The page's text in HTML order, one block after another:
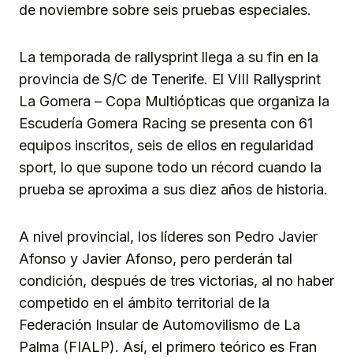
de noviembre sobre seis pruebas especiales.
La temporada de rallysprint llega a su fin en la
provincia de S/C de Tenerife. El VIII Rallysprint
La Gomera – Copa Multiópticas que organiza la
Escudería Gomera Racing se presenta con 61
equipos inscritos, seis de ellos en regularidad
sport, lo que supone todo un récord cuando la
prueba se aproxima a sus diez años de historia.
A nivel provincial, los líderes son Pedro Javier
Afonso y Javier Afonso, pero perderán tal
condición, después de tres victorias, al no haber
competido en el ámbito territorial de la
Federación Insular de Automovilismo de La
Palma (FIALP). Así, el primero teórico es Fran